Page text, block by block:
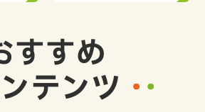
すすめ
テンツ